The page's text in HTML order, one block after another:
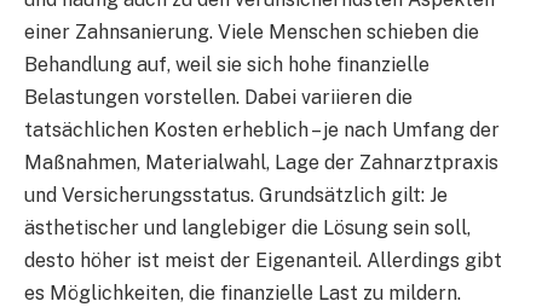
einer Zahnsanierung. Viele Menschen schieben die
Behandlung auf, weil sie sich hohe finanzielle
Belastungen vorstellen. Dabei variieren die
tatsächlichen Kosten erheblich – je nach Umfang der
Maßnahmen, Materialwahl, Lage der Zahnarztpraxis
und Versicherungsstatus. Grundsätzlich gilt: Je
ästhetischer und langlebiger die Lösung sein soll,
desto höher ist meist der Eigenanteil. Allerdings gibt
es Möglichkeiten, die finanzielle Last zu mildern.